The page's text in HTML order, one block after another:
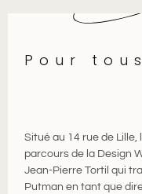
Pour
Situé au 14 rue de Lille,
parcours de la Design
Jean-Pierre Tortil qui
Putman en tant que